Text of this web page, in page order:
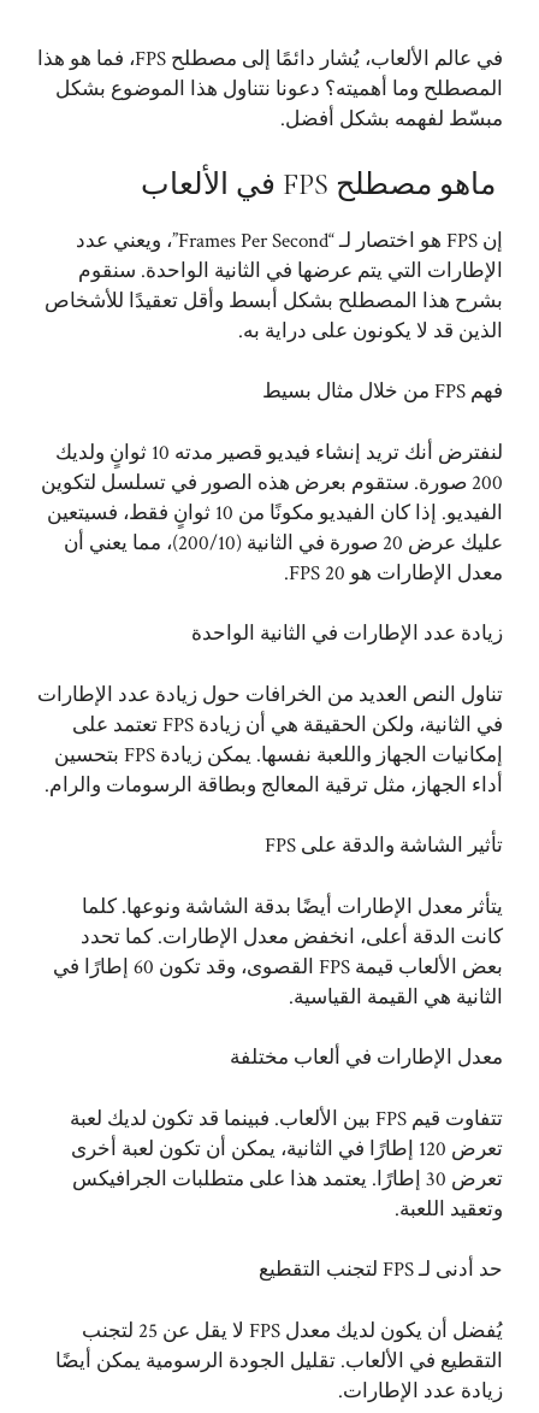
في عالم الألعاب، يُشار دائمًا إلى مصطلح FPS، فما هو هذا
المصطلح وما أهميته؟ دعونا نتناول هذا الموضوع بشكل
مبسّط لفهمه بشكل أفضل.
ماهو مصطلح FPS في الألعاب
إن FPS هو اختصار لـ “Frames Per Second”، ويعني عدد
الإطارات التي يتم عرضها في الثانية الواحدة. سنقوم
بشرح هذا المصطلح بشكل أبسط وأقل تعقيدًا للأشخاص
الذين قد لا يكونون على دراية به.
فهم FPS من خلال مثال بسيط
لنفترض أنك تريد إنشاء فيديو قصير مدته 10 ثوانٍ ولديك
200 صورة. ستقوم بعرض هذه الصور في تسلسل لتكوين
الفيديو. إذا كان الفيديو مكونًا من 10 ثوانٍ فقط، فسيتعين
عليك عرض 20 صورة في الثانية (200/10)، مما يعني أن
معدل الإطارات هو 20 FPS.
زيادة عدد الإطارات في الثانية الواحدة
تناول النص العديد من الخرافات حول زيادة عدد الإطارات
في الثانية، ولكن الحقيقة هي أن زيادة FPS تعتمد على
إمكانيات الجهاز واللعبة نفسها. يمكن زيادة FPS بتحسين
أداء الجهاز، مثل ترقية المعالج وبطاقة الرسومات والرام.
تأثير الشاشة والدقة على FPS
يتأثر معدل الإطارات أيضًا بدقة الشاشة ونوعها. كلما
كانت الدقة أعلى، انخفض معدل الإطارات. كما تحدد
بعض الألعاب قيمة FPS القصوى، وقد تكون 60 إطارًا في
الثانية هي القيمة القياسية.
معدل الإطارات في ألعاب مختلفة
تتفاوت قيم FPS بين الألعاب. فبينما قد تكون لديك لعبة
تعرض 120 إطارًا في الثانية، يمكن أن تكون لعبة أخرى
تعرض 30 إطارًا. يعتمد هذا على متطلبات الجرافيكس
وتعقيد اللعبة.
حد أدنى لـ FPS لتجنب التقطيع
يُفضل أن يكون لديك معدل FPS لا يقل عن 25 لتجنب
التقطيع في الألعاب. تقليل الجودة الرسومية يمكن أيضًا
زيادة عدد الإطارات.